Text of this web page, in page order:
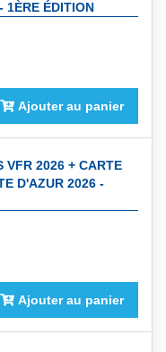
1ÈRE ÉDITION
Ajouter au panier
VFR 2026 + CARTE
D'AZUR 2026 -
Ajouter au panier